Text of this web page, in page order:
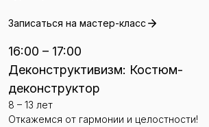
Записаться на мастер-класс
16:00 – 17:00
Деконструктивизм: Костюм-
деконструктор
8 – 13 лет
Откажемся от гармонии и целостности!